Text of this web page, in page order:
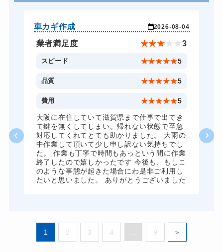
スーツケースカギ開け 8,800円～(税込)
スーツケースカギ作成 8,800円～(税込)
金庫カギ開け 14,300円～(税込)
金庫カギ修理 11,000円～(税込)
8,800円～(税込)
ドアノブカギ開け 10,780円～(税込)
ドアノブカギ作成 8,800円～(税込)
ドアノブカギ交換 11,000円～(税込)
車カギ作成 2026-08-04
業者満足度 ★★★ ★ ★3
スピード ★★★★★5
品質 ★★★★★5
費用 ★★★★★5
大阪に在住していて滋賀県まで仕事で出てき
て鍵を無くしてしまい。帰れない状態で至急
対応してくれてとても助かりました。 大雨の
中作業して頂いて少し申し訳ない気持ちでし
た。 作業も丁寧で時間もあっという間に作業
終了したので嬉しかったです 今後も、もしこ
のような事態が起きた場合にわ是非ご利用し
たいと思いました。 ありがとうございました
1 2 3 4 ... 9